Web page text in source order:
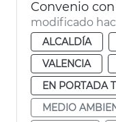
modificado
ALCALDÍA
VALENCIA
EN PORTADA
MEDIO